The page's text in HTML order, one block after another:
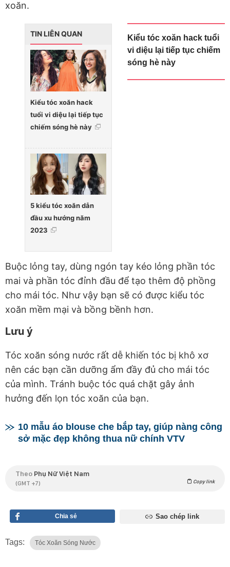
xoăn.
Kiểu tóc xoăn hack tuổi
vi diệu lại tiếp tục chiếm
sóng hè này
TIN LIÊN QUAN
Kiểu tóc xoăn hack
tuổi vi diệu lại tiếp tục
chiếm sóng hè này
5 kiểu tóc xoăn dẫn
đầu xu hướng năm
2023
Buộc lỏng tay, dùng ngón tay kéo lỏng phần tóc
mai và phần tóc đỉnh đầu để tạo thêm độ phồng
cho mái tóc. Như vậy bạn sẽ có được kiểu tóc
xoăn mềm mại và bồng bềnh hơn.
Lưu ý
Tóc xoăn sóng nước rất dễ khiến tóc bị khô xơ
nên các bạn cần dưỡng ẩm đầy đủ cho mái tóc
của mình. Tránh buộc tóc quá chặt gây ảnh
hưởng đến lọn tóc xoăn của bạn.
10 mẫu áo blouse che bắp tay, giúp nàng công
sở mặc đẹp không thua nữ chính VTV
Theo Phụ Nữ Việt Nam
(GMT +7) Copy link
Chia sẻ Sao chép link
Tags: Tóc Xoăn Sóng Nước